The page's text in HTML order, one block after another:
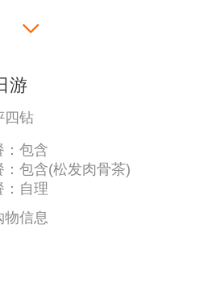
游
四钻
：包含
：包含(松发肉骨茶)
：自理
物信息